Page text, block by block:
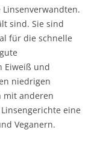
sind. Sie sind
für die schnelle
Eiweiß und
niedrigen
mit anderen
eine
Veganern.